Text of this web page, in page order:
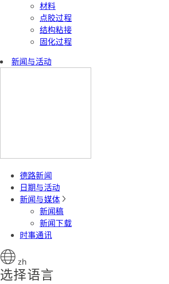
材料
点胶过程
结构粘接
固化过程
新闻与活动
德路新闻
日期与活动
新闻与媒体
新闻稿
新闻下载
时事通讯
zh
选择语言